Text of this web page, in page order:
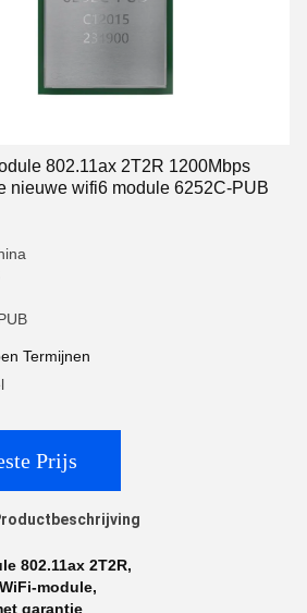
802.11ax 2T2R 1200Mbps
nieuwe wifi6 module 6252C-PUB
Termijnen
Prijs
802.11ax 2T2R,
module,
garantie